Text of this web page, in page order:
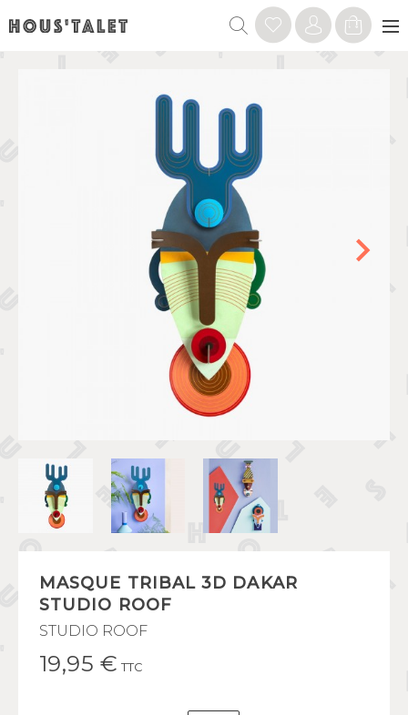
MASQUE TRIBAL 3D DAKAR
STUDIO ROOF
STUDIO ROOF
19,95 € TTC